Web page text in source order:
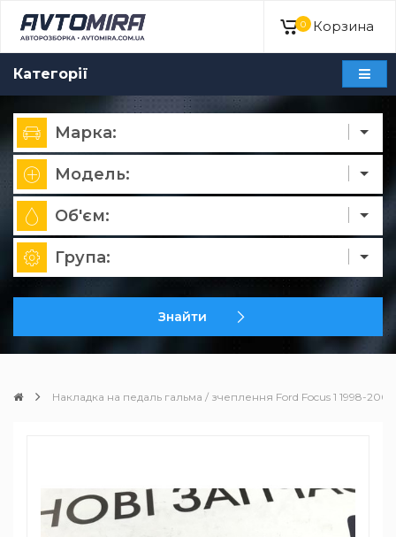
0 Корзина
Категорії
Марка:
Модель:
Об'єм:
Група:
Знайти
Накладка на педаль гальма / зчеплення Ford Focus 1 1998-